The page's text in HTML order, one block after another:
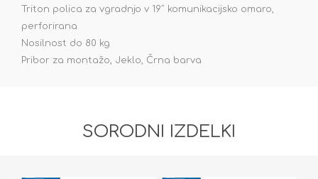
Triton polica za vgradnjo v 19˝ komunikacijsko omaro,
perforirana
Nosilnost do 80 kg
Pribor za montažo, Jeklo, Črna barva
SORODNI IZDELKI